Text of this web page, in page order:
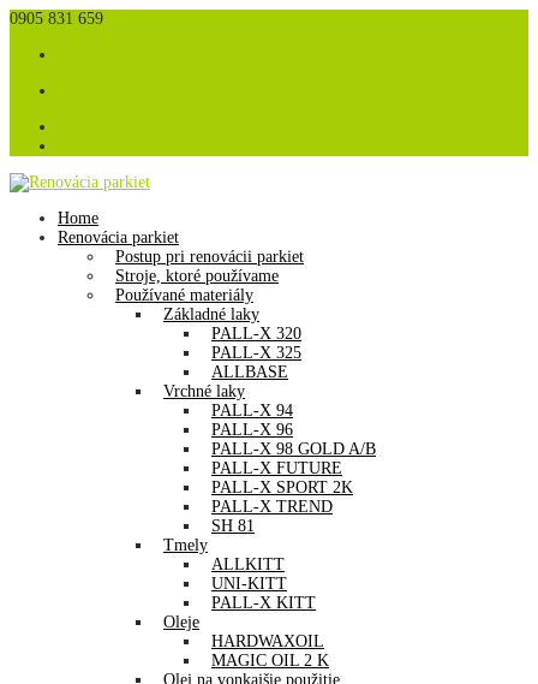
0905 831 659
Home
Renovácia parkiet
Postup pri renovácii parkiet
Stroje, ktoré používame
Používané materiály
Základné laky
PALL-X 320
PALL-X 325
ALLBASE
Vrchné laky
PALL-X 94
PALL-X 96
PALL-X 98 GOLD A/B
PALL-X FUTURE
PALL-X SPORT 2K
PALL-X TREND
SH 81
Tmely
ALLKITT
UNI-KITT
PALL-X KITT
Oleje
HARDWAXOIL
MAGIC OIL 2 K
Olej na vonkajšie použitie